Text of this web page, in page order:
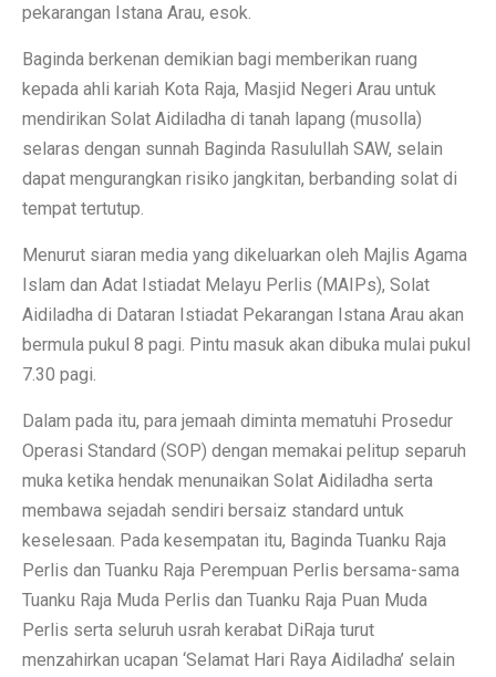
pekarangan Istana Arau, esok.
Baginda berkenan demikian bagi memberikan ruang
kepada ahli kariah Kota Raja, Masjid Negeri Arau untuk
mendirikan Solat Aidiladha di tanah lapang (musolla)
selaras dengan sunnah Baginda Rasulullah SAW, selain
dapat mengurangkan risiko jangkitan, berbanding solat di
tempat tertutup.
Menurut siaran media yang dikeluarkan oleh Majlis Agama
Islam dan Adat Istiadat Melayu Perlis (MAIPs), Solat
Aidiladha di Dataran Istiadat Pekarangan Istana Arau akan
bermula pukul 8 pagi. Pintu masuk akan dibuka mulai pukul
7.30 pagi.
Dalam pada itu, para jemaah diminta mematuhi Prosedur
Operasi Standard (SOP) dengan memakai pelitup separuh
muka ketika hendak menunaikan Solat Aidiladha serta
membawa sejadah sendiri bersaiz standard untuk
keselesaan. Pada kesempatan itu, Baginda Tuanku Raja
Perlis dan Tuanku Raja Perempuan Perlis bersama-sama
Tuanku Raja Muda Perlis dan Tuanku Raja Puan Muda
Perlis serta seluruh usrah kerabat DiRaja turut
menzahirkan ucapan ‘Selamat Hari Raya Aidiladha’ selain